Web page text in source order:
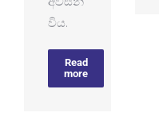
විය.
Read
more